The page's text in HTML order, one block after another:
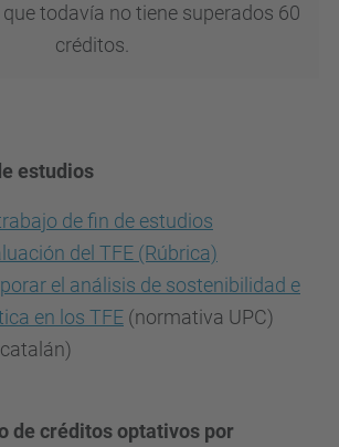
todavía no tiene superados 60
créditos.
estudios
de fin de estudios
del TFE (Rúbrica)
el análisis de sostenibilidad e
en los TFE (normativa UPC)
de créditos optativos por